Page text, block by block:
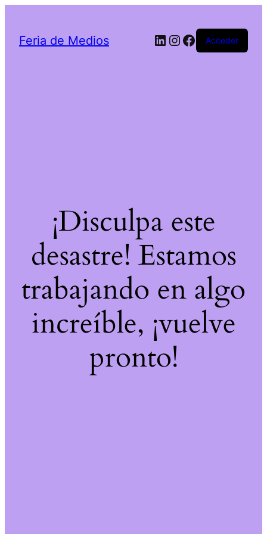
Feria de Medios LinkedIn
Instagram
Facebook
Acceder
¡Disculpa este
desastre! Estamos
trabajando en algo
increíble, ¡vuelve
pronto!